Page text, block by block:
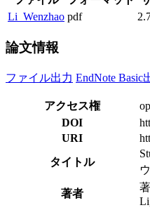
Li_Wenzhao pdf
論文情報
ファイル出力 EndNote Basic
アクセス権
DOI
URI
タイトル
著者